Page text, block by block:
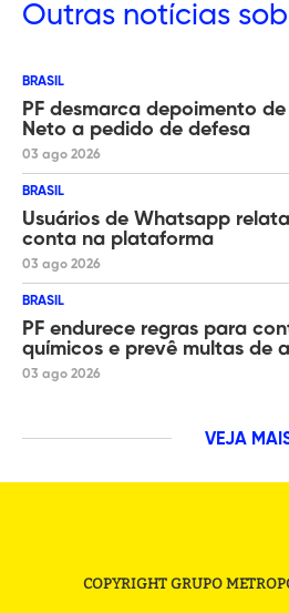
Outras notícias
BRASIL
PF desmarca depoimento
Neto a pedido de defesa
03 ago 2026
BRASIL
Usuários de Whatsapp
conta na plataforma
03 ago 2026
BRASIL
PF endurece regras para
químicos e prevê multas de
03 ago 2026
VEJA
COPYRIGHT GRUPO